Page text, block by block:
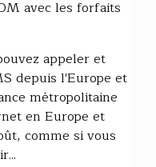
avec les forfaits
appeler et
depuis l'Europe et
métropolitaine
en Europe et
comme si vous